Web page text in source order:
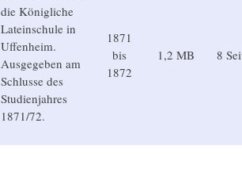
die Königliche
Lateinschule in
Uffenheim.
Ausgegeben am
Schlusse des
Studienjahres
1871/72.
1871
bis
1872
1,2 MB 8